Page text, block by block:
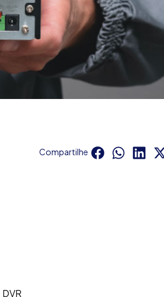
Compartilhe